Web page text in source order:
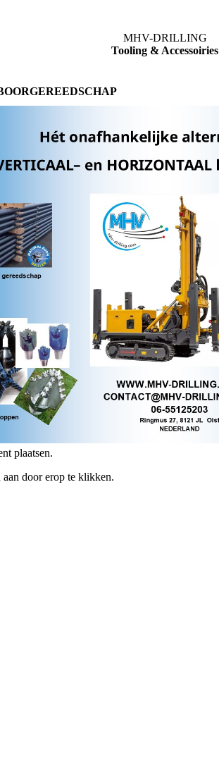
MHV-DRILLING
Tooling & Accessoiries
plaatsen.
aan door erop te klikken.